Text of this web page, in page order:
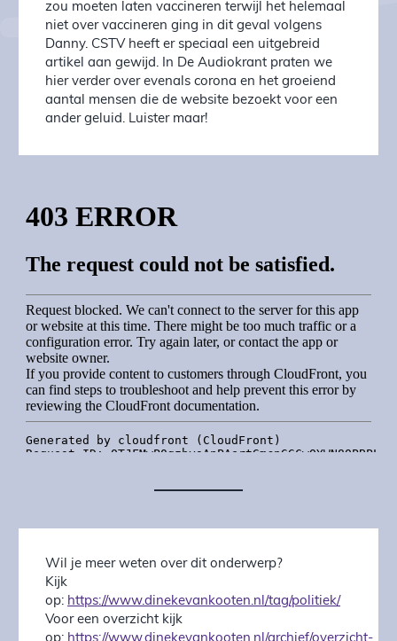
zou moeten laten vaccineren terwijl het helemaal
niet over vaccineren ging in dit geval volgens
Danny. CSTV heeft er speciaal een uitgebreid
artikel aan gewijd. In De Audiokrant praten we
hier verder over evenals corona en het groeiend
aantal mensen die de website bezoekt voor een
ander geluid. Luister maar!
Wil je meer weten over dit onderwerp?
Kijk
op: https://www.dinekevankooten.nl/tag/politiek/
Voor een overzicht kijk